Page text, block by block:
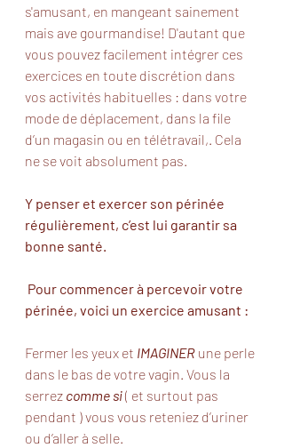
s'amusant, en mangeant sainement
mais ave gourmandise! D'autant que
vous pouvez facilement intégrer ces
exercices en toute discrétion dans
vos activités habituelles : dans votre
mode de déplacement, dans la file
d’un magasin ou en télétravail,. Cela
ne se voit absolument pas.
Y penser et exercer son périnée
régulièrement, c’est lui garantir sa
bonne santé.
Pour commencer à percevoir votre
périnée, voici un exercice amusant :
Fermer les yeux et IMAGINER une perle
dans le bas de votre vagin. Vous la
serrez comme si ( et surtout pas
pendant ) vous vous reteniez d’uriner
ou d’aller à selle.